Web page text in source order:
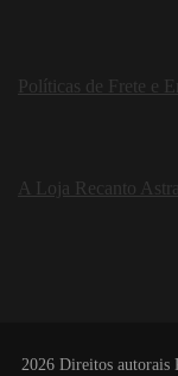
Políticas de Frete e
A Loja Recanto
2026 Direitos autorais